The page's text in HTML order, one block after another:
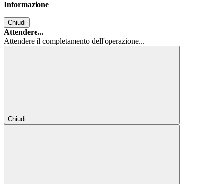
Informazione
Chiudi
Attendere...
Attendere il completamento dell'operazione...
Chiudi